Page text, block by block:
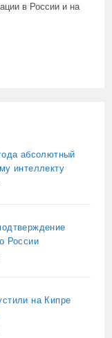
в России и на
абсолютный
интеллекту
России
на Кипре